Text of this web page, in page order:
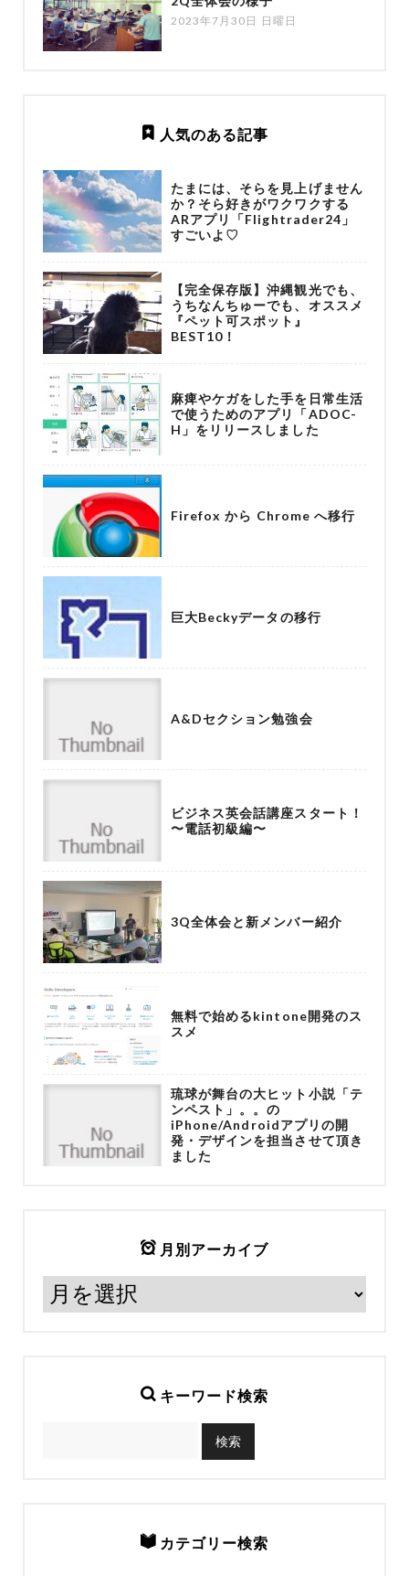
2023年7月30日 日曜日
人気のある記事
たまには、そらを見上げません
か？そら好きがワクワクする
ARアプリ「Flightrader24」
すごいよ♡
【完全保存版】沖縄観光でも、
うちなんちゅーでも、オススメ
『ペット可スポット』
BEST10！
麻痺やケガをした手を日常生活
で使うためのアプリ「ADOC-
H」をリリースしました
Firefox から Chrome へ移行
巨大Beckyデータの移行
A&Dセクション勉強会
ビジネス英会話講座スタート！
〜電話初級編〜
3Q全体会と新メンバー紹介
無料で始めるkintone開発のス
スメ
琉球が舞台の大ヒット小説「テ
ンペスト」。。の
iPhone/Androidアプリの開
発・デザインを担当させて頂き
ました
月別アーカイブ
キーワード検索
カテゴリー検索